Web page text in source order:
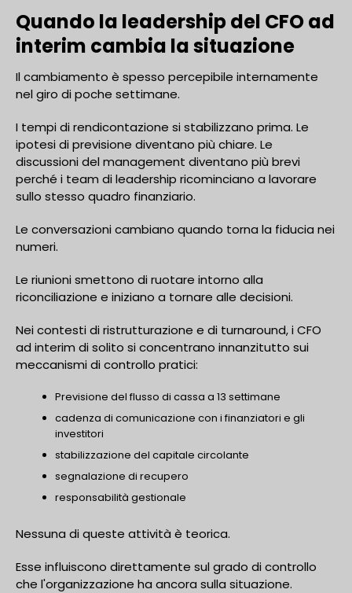
Quando la leadership del CFO ad
interim cambia la situazione
Il cambiamento è spesso percepibile internamente
nel giro di poche settimane.
I tempi di rendicontazione si stabilizzano prima. Le
ipotesi di previsione diventano più chiare. Le
discussioni del management diventano più brevi
perché i team di leadership ricominciano a lavorare
sullo stesso quadro finanziario.
Le conversazioni cambiano quando torna la fiducia nei
numeri.
Le riunioni smettono di ruotare intorno alla
riconciliazione e iniziano a tornare alle decisioni.
Nei contesti di ristrutturazione e di turnaround, i CFO
ad interim di solito si concentrano innanzitutto sui
meccanismi di controllo pratici:
Previsione del flusso di cassa a 13 settimane
cadenza di comunicazione con i finanziatori e gli
investitori
stabilizzazione del capitale circolante
segnalazione di recupero
responsabilità gestionale
Nessuna di queste attività è teorica.
Esse influiscono direttamente sul grado di controllo
che l'organizzazione ha ancora sulla situazione.